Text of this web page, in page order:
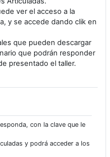
ver el acceso a la
y se accede dando clik en
que pueden descargar
que podrán responder
presentado el taller.
con la clave que le
y podrá acceder a los